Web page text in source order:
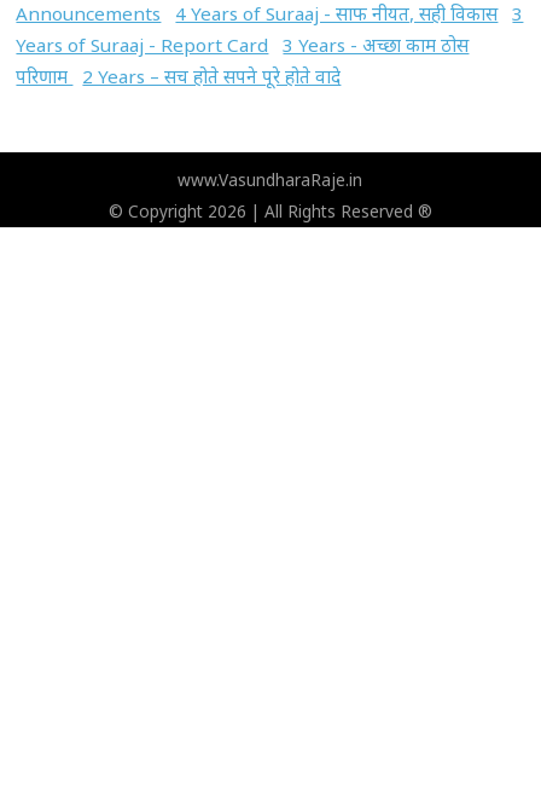
Announcements 4 Years of Suraaj - साफ नीयत, सही विकास 3
Years of Suraaj - Report Card
3 Years - अच्छा काम ठोस
परिणाम
2 Years – सच होते सपने पूरे होते वादे
www.VasundharaRaje.in
© Copyright 2026 | All Rights Reserved ®